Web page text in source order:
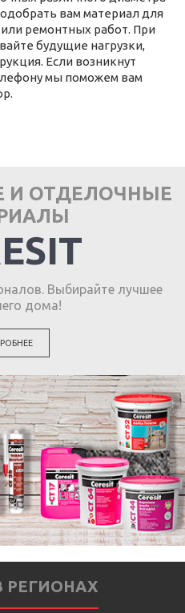
вам материал для
ремонтных работ. При
будущие нагрузки,
Если возникнут
мы поможем вам
И ОТДЕЛОЧНЫЕ
Выбирайте лучшее
дома!
РЕГИОНАХ